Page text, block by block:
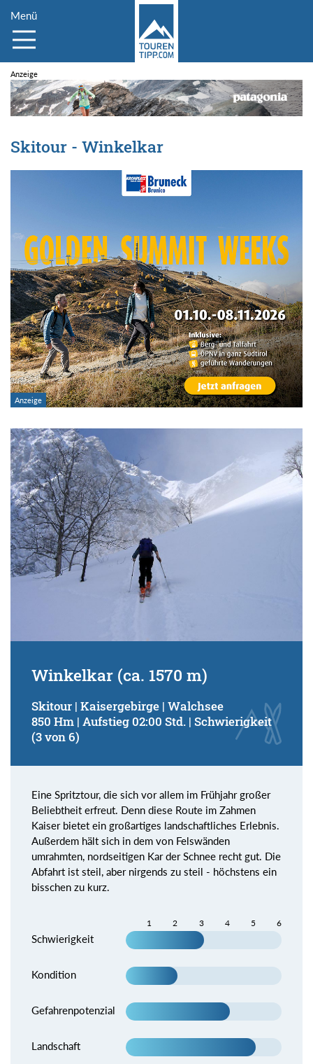
Menü
Skitour - Winkelkar
Winkelkar (ca. 1570 m)
Skitour | Kaisergebirge | Walchsee
850 Hm | Aufstieg 02:00 Std. | Schwierigkeit
(3 von 6)
Eine Spritztour, die sich vor allem im Frühjahr großer
Beliebtheit erfreut. Denn diese Route im Zahmen
Kaiser bietet ein großartiges landschaftliches Erlebnis.
Außerdem hält sich in dem von Felswänden
umrahmten, nordseitigen Kar der Schnee recht gut. Die
Abfahrt ist steil, aber nirgends zu steil - höchstens ein
bisschen zu kurz.
1 2 3 4 5 6
Schwierigkeit
Kondition
Gefahrenpotenzial
Landschaft